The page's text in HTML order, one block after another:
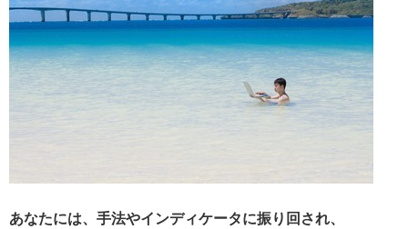
あなたには、手法やインディケータに振り回され、